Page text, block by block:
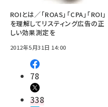
ROIとは／「ROAS」「CPA」「ROI」
を理解してリスティング広告の正
しい効果測定を
2012年5月31日 14:00
78
338